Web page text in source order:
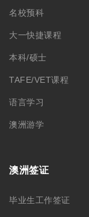
名校预科
大一快捷课程
本科/硕士
TAFE/VET课程
语言学习
澳洲游学
澳洲签证
毕业生工作签证